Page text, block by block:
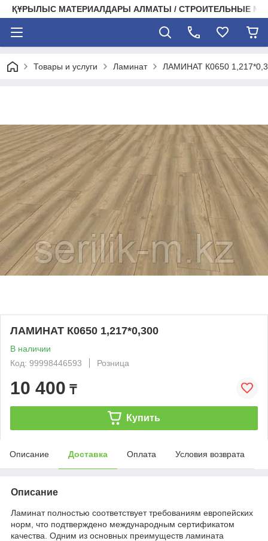
ҚҰРЫЛЫС МАТЕРИАЛДАРЫ АЛМАТЫ / СТРОИТЕЛЬНЫЕ
Товары и услуги Ламинат ЛАМИНАТ К0650
ЛАМИНАТ К0650 1,217*0,300
В наличии
Код: 99998446593
Розница
10 400 ₸
Купить
Описание Доставка Оплата Условия возврата
Описание
Ламинат полностью соответствует требованиям европейских
норм, что подтверждено международным сертификатом
качества. Одним из основных преимуществ ламината